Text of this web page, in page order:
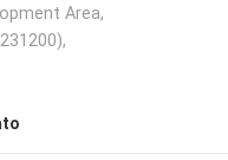
Area,